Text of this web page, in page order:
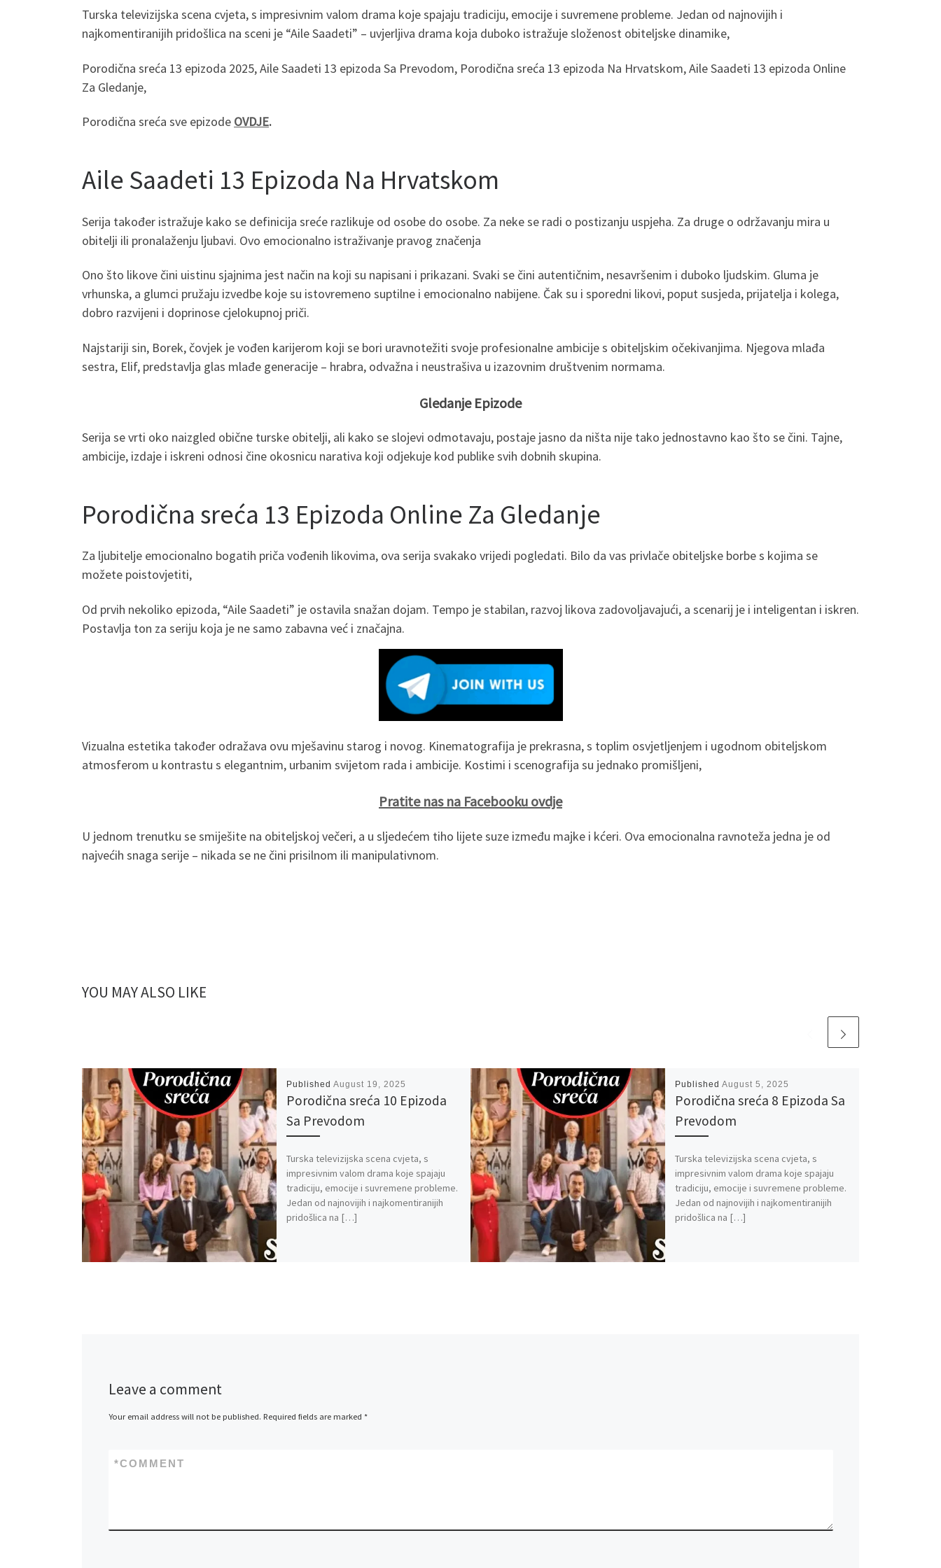
Turska televizijska scena cvjeta, s impresivnim valom drama koje spajaju tradiciju, emocije i suvremene probleme. Jedan od najnovijih i
najkomentiranijih pridošlica na sceni je “Aile Saadeti” – uvjerljiva drama koja duboko istražuje složenost obiteljske dinamike,
Porodična sreća 13 epizoda 2025, Aile Saadeti 13 epizoda Sa Prevodom, Porodična sreća 13 epizoda Na Hrvatskom, Aile Saadeti 13 epizoda Online
Za Gledanje,
Porodična sreća sve epizode OVDJE.
Aile Saadeti 13 Epizoda Na Hrvatskom
Serija također istražuje kako se definicija sreće razlikuje od osobe do osobe. Za neke se radi o postizanju uspjeha. Za druge o održavanju mira u
obitelji ili pronalaženju ljubavi. Ovo emocionalno istraživanje pravog značenja
Ono što likove čini uistinu sjajnima jest način na koji su napisani i prikazani. Svaki se čini autentičnim, nesavršenim i duboko ljudskim. Gluma je
vrhunska, a glumci pružaju izvedbe koje su istovremeno suptilne i emocionalno nabijene. Čak su i sporedni likovi, poput susjeda, prijatelja i kolega,
dobro razvijeni i doprinose cjelokupnoj priči.
Najstariji sin, Borek, čovjek je vođen karijerom koji se bori uravnotežiti svoje profesionalne ambicije s obiteljskim očekivanjima. Njegova mlađa
sestra, Elif, predstavlja glas mlađe generacije – hrabra, odvažna i neustrašiva u izazovnim društvenim normama.
Gledanje Epizode
Serija se vrti oko naizgled obične turske obitelji, ali kako se slojevi odmotavaju, postaje jasno da ništa nije tako jednostavno kao što se čini. Tajne,
ambicije, izdaje i iskreni odnosi čine okosnicu narativa koji odjekuje kod publike svih dobnih skupina.
Porodična sreća 13 Epizoda Online Za Gledanje
Za ljubitelje emocionalno bogatih priča vođenih likovima, ova serija svakako vrijedi pogledati. Bilo da vas privlače obiteljske borbe s kojima se
možete poistovjetiti,
Od prvih nekoliko epizoda, “Aile Saadeti” je ostavila snažan dojam. Tempo je stabilan, razvoj likova zadovoljavajući, a scenarij je i inteligentan i iskren.
Postavlja ton za seriju koja je ne samo zabavna već i značajna.
Vizualna estetika također odražava ovu mješavinu starog i novog. Kinematografija je prekrasna, s toplim osvjetljenjem i ugodnom obiteljskom
atmosferom u kontrastu s elegantnim, urbanim svijetom rada i ambicije. Kostimi i scenografija su jednako promišljeni,
Pratite nas na Facebooku ovdje
U jednom trenutku se smiješite na obiteljskoj večeri, a u sljedećem tiho lijete suze između majke i kćeri. Ova emocionalna ravnoteža jedna je od
najvećih snaga serije – nikada se ne čini prisilnom ili manipulativnom.
YOU MAY ALSO LIKE
Published August 19, 2025
Porodična sreća 10 Epizoda
Sa Prevodom
Turska televizijska scena cvjeta, s
impresivnim valom drama koje spajaju
tradiciju, emocije i suvremene probleme.
Jedan od najnovijih i najkomentiranijih
pridošlica na […]
Published August 5, 2025
Porodična sreća 8 Epizoda Sa
Prevodom
Turska televizijska scena cvjeta, s
impresivnim valom drama koje spajaju
tradiciju, emocije i suvremene probleme.
Jedan od najnovijih i najkomentiranijih
pridošlica na […]
Leave a comment
Your email address will not be published. Required fields are marked *
COMMENT
*